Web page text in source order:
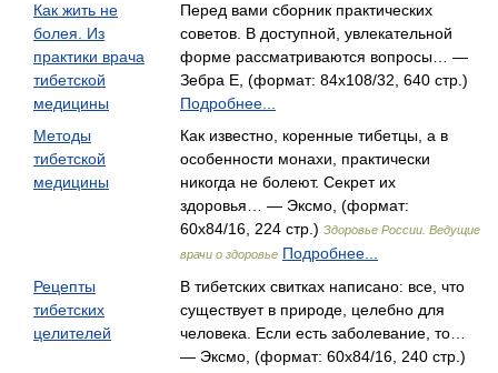
Как жить не
болея. Из
практики врача
тибетской
медицины
Перед вами сборник практических
советов. В доступной, увлекательной
форме рассматриваются вопросы… —
Зебра Е, (формат: 84x108/32, 640 стр.)
Подробнее...
Методы
тибетской
медицины
Как известно, коренные тибетцы, а в
особенности монахи, практически
никогда не болеют. Секрет их
здоровья… — Эксмо, (формат:
60x84/16, 224 стр.) Здоровье России. Ведущие
врачи о здоровье Подробнее...
Рецепты
тибетских
целителей
В тибетских свитках написано: все, что
существует в природе, целебно для
человека. Если есть заболевание, то…
— Эксмо, (формат: 60x84/16, 240 стр.)